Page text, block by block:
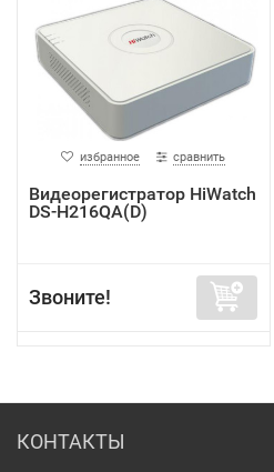
избранное сравнить
Видеорегистратор HiWatch
DS-H216QA(D)
Звоните!
КОНТАКТЫ